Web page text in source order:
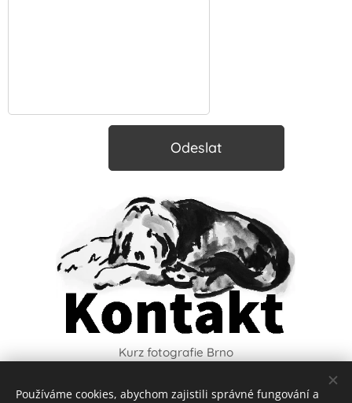
Odeslat
Kurz fotografie Brno
Používáme cookies, abychom zajistili správné fungování a